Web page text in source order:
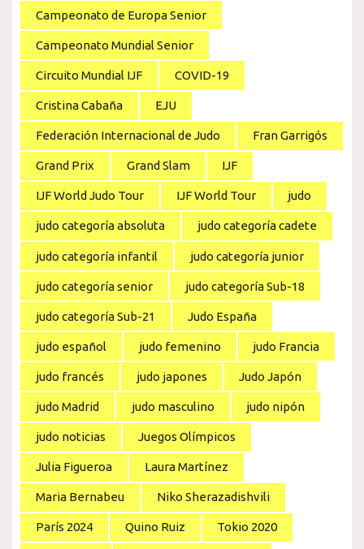
Campeonato de Europa Senior
Campeonato Mundial Senior
Circuito Mundial IJF COVID-19
Cristina Cabaña EJU
Federación Internacional de Judo Fran Garrigós
Grand Prix Grand Slam IJF
IJF World Judo Tour IJF World Tour judo
judo categoría absoluta judo categoría cadete
judo categoría infantil judo categoría junior
judo categoría senior judo categoría Sub-18
judo categoría Sub-21 Judo España
judo español judo femenino judo Francia
judo francés judo japones Judo Japón
judo Madrid judo masculino judo nipón
judo noticias Juegos Olímpicos
Julia Figueroa Laura Martínez
Maria Bernabeu Niko Sherazadishvili
París 2024 Quino Ruiz Tokio 2020